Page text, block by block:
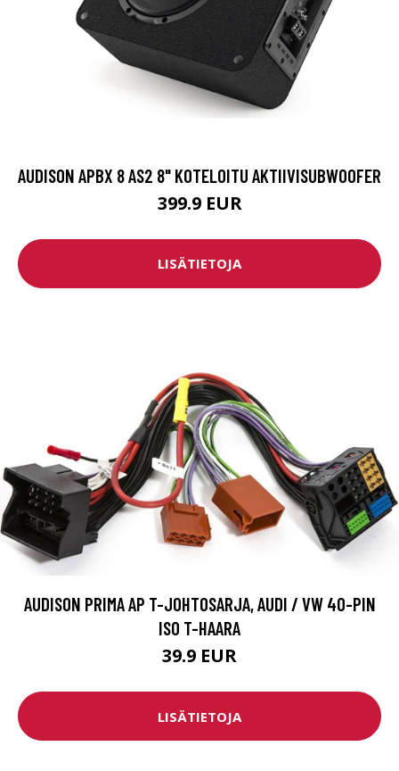
AUDISON APBX 8 AS2 8" KOTELOITU AKTIIVISUBWOOFER
399.9 EUR
LISÄTIETOJA
AUDISON PRIMA AP T-JOHTOSARJA, AUDI / VW 40-PIN
ISO T-HAARA
39.9 EUR
LISÄTIETOJA